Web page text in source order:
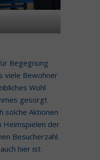
Begegnung
viele Bewohner
Wohl
gesorgt
solche Aktionen
Heimspielen der
Besucherzahl.
hier ist